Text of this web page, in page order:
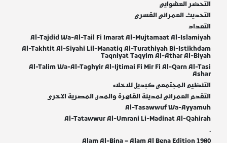
التحضر العشوايي
التحديث العمراني القسري
التعداد
Al-Tajdid Wa-Al-Tail Fi Imarat Al-Mujtamaat Al-Islamiyah
Al-Takhtit Al-Siyahi Lil-Manatiq Al-Turathiyah Bi-Istikhdam
Taqniyat Taqyim Al-Athar Al-Biyah
Al-Talim Wa-Al-Taghyir Al-Ijtimai Fi Mir Fi Al-Qarn Al-Tasi
Ashar
التنظیم المجتمعي كبدیل للاخلاء
التقدم العمراني لمدينة القاهرة والمدن المصرية الاخرى
Al-Tasawwuf Wa-Ayyamuh
Al-Tatawwur Al-Umrani Li-Madinat Al-Qahirah
.